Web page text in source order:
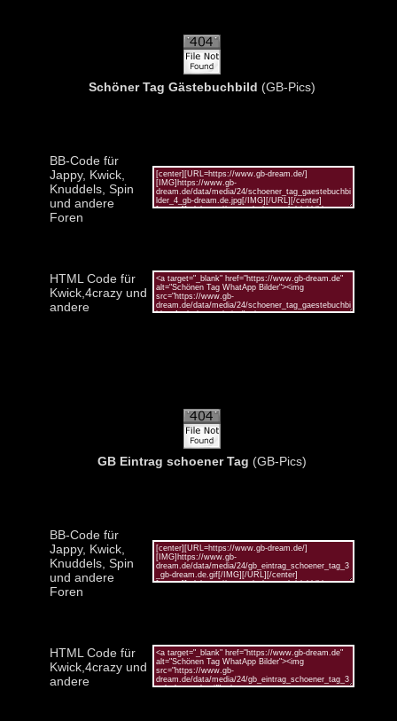
Schöner Tag Gästebuchbild (GB-Pics)
BB-Code für
Jappy, Kwick,
Knuddels, Spin
und andere
Foren
HTML Code für
Kwick,4crazy und
andere
GB Eintrag schoener Tag (GB-Pics)
BB-Code für
Jappy, Kwick,
Knuddels, Spin
und andere
Foren
HTML Code für
Kwick,4crazy und
andere